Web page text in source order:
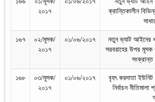
২০১৭
ক্রান্তিকালীন
১৬৭
০২/মূসক/
২০১৭
০১/০৬/২০১৭
নতুন ভ্যাট আইনের
সরবরাহের উপর মূসক
সংক্রান্ত
১৬৮
০৩/মূসক/
২০১৭
০১/০৬/২০১৭
বৃহৎ করদাতা
নির্বাচন